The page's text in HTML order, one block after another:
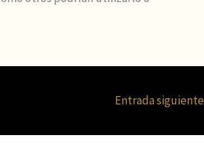
Entrada siguiente